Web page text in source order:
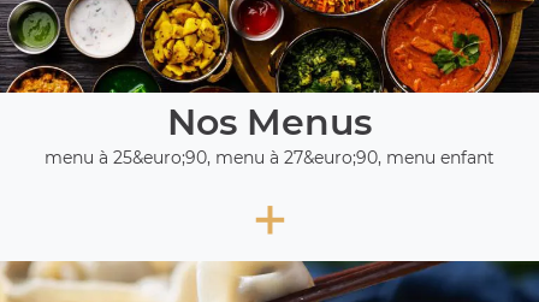
Nos Menus
menu à 25&euro;90, menu à 27&euro;90, menu enfant
+